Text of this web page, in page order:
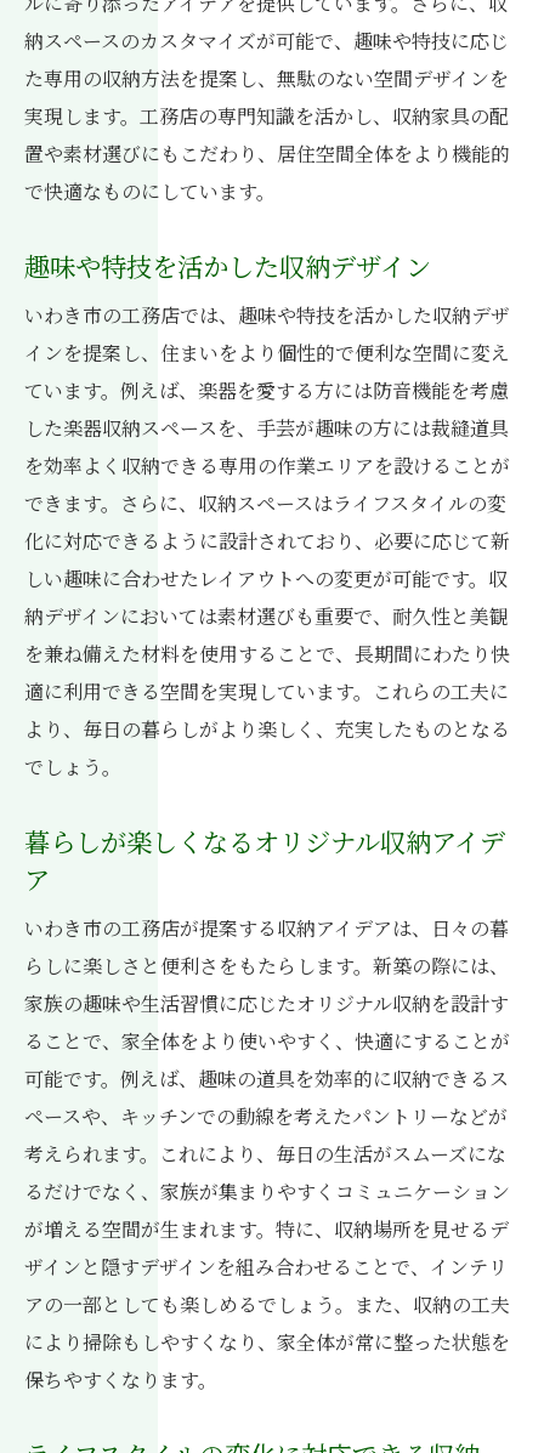
納スペースのカスタマイズが可能で、趣味や特技に応じ
た専用の収納方法を提案し、無駄のない空間デザインを
実現します。工務店の専門知識を活かし、収納家具の配
置や素材選びにもこだわり、居住空間全体をより機能的
で快適なものにしています。
趣味や特技を活かした収納デザイン
いわき市の工務店では、趣味や特技を活かした収納デザ
インを提案し、住まいをより個性的で便利な空間に変え
ています。例えば、楽器を愛する方には防音機能を考慮
した楽器収納スペースを、手芸が趣味の方には裁縫道具
を効率よく収納できる専用の作業エリアを設けることが
できます。さらに、収納スペースはライフスタイルの変
化に対応できるように設計されており、必要に応じて新
しい趣味に合わせたレイアウトへの変更が可能です。収
納デザインにおいては素材選びも重要で、耐久性と美観
を兼ね備えた材料を使用することで、長期間にわたり快
適に利用できる空間を実現しています。これらの工夫に
より、毎日の暮らしがより楽しく、充実したものとなる
でしょう。
暮らしが楽しくなるオリジナル収納アイデ
ア
いわき市の工務店が提案する収納アイデアは、日々の暮
らしに楽しさと便利さをもたらします。新築の際には、
家族の趣味や生活習慣に応じたオリジナル収納を設計す
ることで、家全体をより使いやすく、快適にすることが
可能です。例えば、趣味の道具を効率的に収納できるス
ペースや、キッチンでの動線を考えたパントリーなどが
考えられます。これにより、毎日の生活がスムーズにな
るだけでなく、家族が集まりやすくコミュニケーション
が増える空間が生まれます。特に、収納場所を見せるデ
ザインと隠すデザインを組み合わせることで、インテリ
アの一部としても楽しめるでしょう。また、収納の工夫
により掃除もしやすくなり、家全体が常に整った状態を
保ちやすくなります。